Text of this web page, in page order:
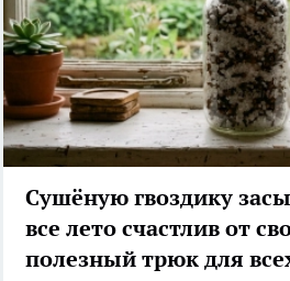
Сушёную гвоздику
все лето счастлив от
полезный трюк для